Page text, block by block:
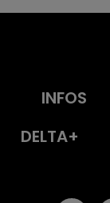
INFOS
DELTA+